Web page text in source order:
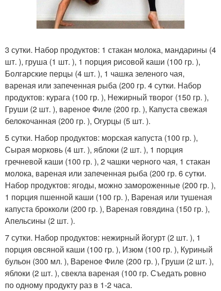
3 сутки. Набор продуктов: 1 стакан молока, мандарины (4
шт. ), груша (1 шт. ), 1 порция рисовой каши (100 гр. ),
Болгарские перцы (4 шт. ), 1 чашка зеленого чая,
вареная или запеченная рыба (200 гр. 4 сутки. Набор
продуктов: курага (100 гр. ), Нежирный творог (150 гр. ),
Груши (2 шт. ), вареное Филе (200 гр. ), Капуста свежая
белокочанная (200 гр. ), Огурцы (5 шт. ).
5 сутки. Набор продуктов: морская капуста (100 гр. ),
Сырая морковь (4 шт. ), яблоки (2 шт. ), 1 порция
гречневой каши (100 гр. ), 2 чашки черного чая, 1 стакан
молока, вареная или запеченная рыба (200 гр. 6 сутки.
Набор продуктов: ягоды, можно замороженные (200 гр. ),
1 порция пшенной каши (100 гр. ), Вареная или тушеная
капуста брокколи (200 гр. ), Вареная говядина (150 гр. ),
Апельсины (2 шт. ).
7 сутки. Набор продуктов: нежирный йогурт (2 шт. ), 1
порция овсяной каши (100 гр. ), Изюм (100 гр. ), Куриный
бульон (300 мл. ), Вареное Филе (200 гр. ), Груши (2 шт. ),
яблоки (2 шт. ), свекла вареная (100 гр. Съедать ровно
по одному продукту раз в 1-2 часа.